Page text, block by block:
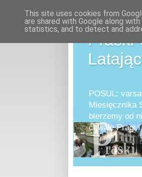
Praski
POSUL:
Miesięcznika
bierzemy od
chwale Pragi i
This site uses cookies from
are shared with Google along
statistics, and to detect and